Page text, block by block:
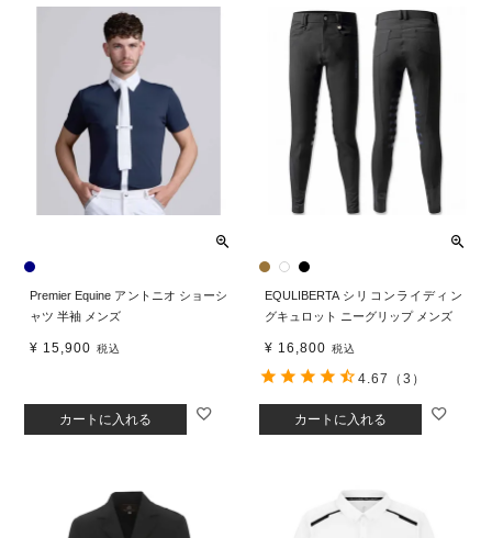
Premier Equine アントニオ ショーシ
ャツ 半袖 メンズ
¥ 15,900 税込
カートに入れる
EQULIBERTA シリコンライディン
グキュロット ニーグリップ メンズ
¥ 16,800 税込
カートに入れる
4.67 （3）